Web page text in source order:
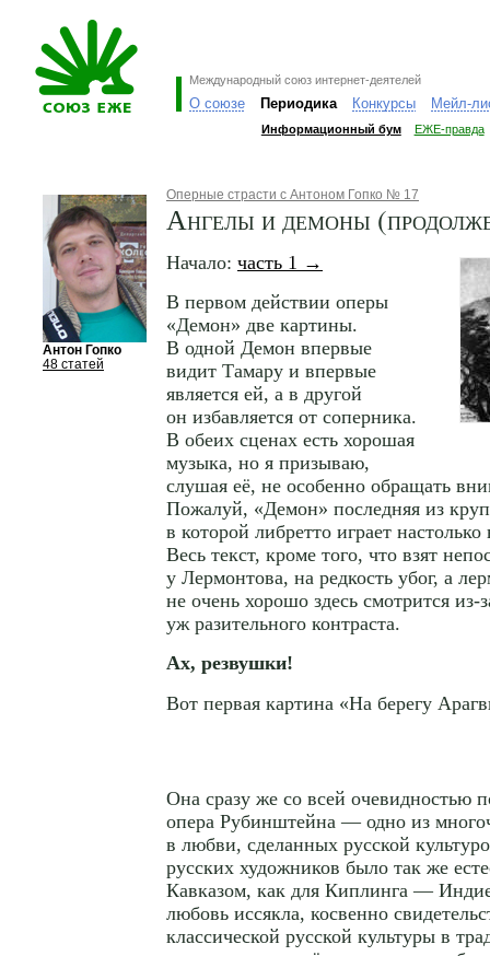
Международный союз интернет-деятелей
О союзе Периодика Конкурсы Мейл-
Информационный бум ЕЖЕ-правда
Антон Гопко
48 статей
Оперные страсти с Антоном Гопко № 17
Ангелы и демоны
Начало: часть 1 →
В первом действии оперы
«Демон» две картины.
В одной Демон впервые
видит Тамару и впервые
является ей, а в другой
он избавляется от соперника.
В обеих сценах есть хорошая
музыка, но я призываю,
слушая её, не особенно обращать
Пожалуй, «Демон» последняя из
в которой либретто играет
Весь текст, кроме того, что взят
у Лермонтова, на редкость убог, а
не очень хорошо здесь смотрится из-
уж разительного контраста.
Ах, резвушки!
Вот первая картина «На берегу
Она сразу же со всей очевидностью
опера Рубинштейна — одно из
в любви, сделанных русской
русских художников было так же
Кавказом, как для Киплинга —
любовь иссякла, косвенно
классической русской культуры в